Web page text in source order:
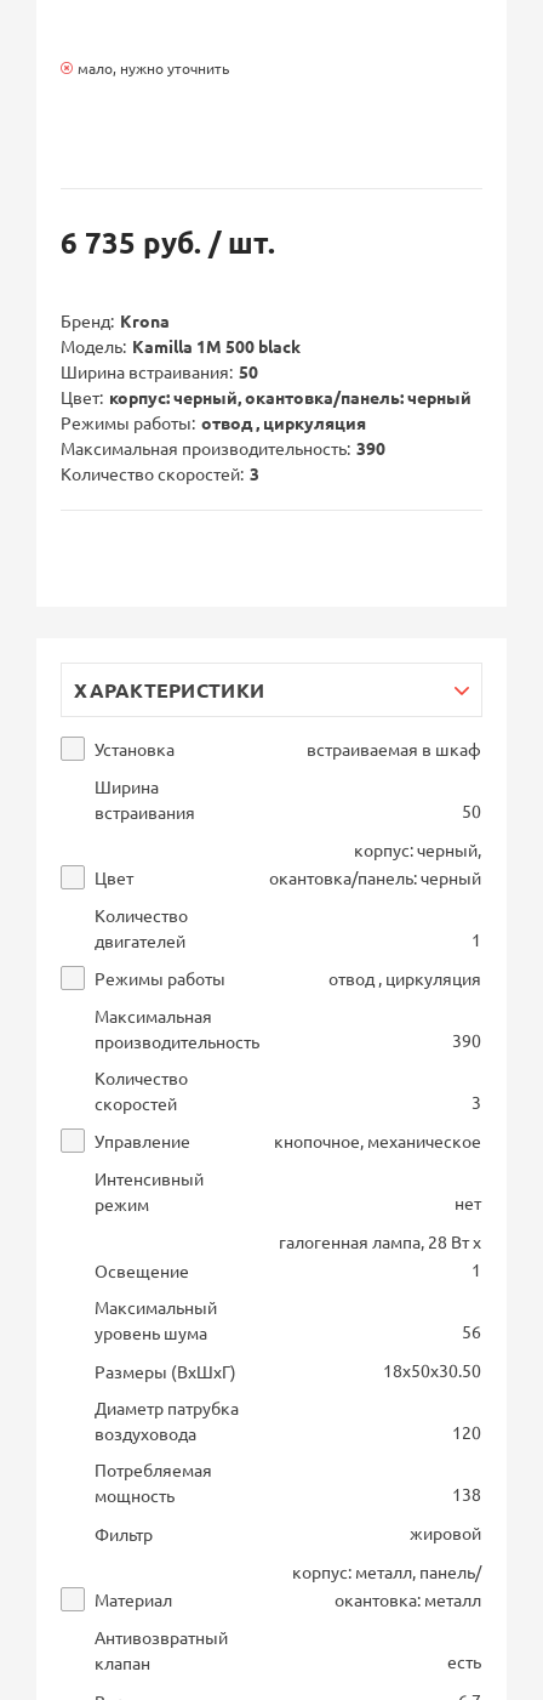
мало, нужно уточнить
6 735 руб. / шт.
Бренд Krona
Модель Kamilla 1M 500 black
Ширина встраивания 50
Цвет корпус: черный, окантовка/панель: черный
Режимы работы отвод , циркуляция
Максимальная производительность 390
Количество скоростей 3
ХАРАКТЕРИСТИКИ
Установка
встраиваемая в шкаф
Ширина
встраивания
50
Цвет
корпус: черный,
окантовка/панель: черный
Количество
двигателей
1
Режимы работы
отвод , циркуляция
Максимальная
производительность
390
Количество
скоростей
3
Управление
кнопочное, механическое
Интенсивный
режим
нет
Освещение
галогенная лампа, 28 Вт х
1
Максимальный
уровень шума
56
Размеры (ВхШхГ)
18х50х30.50
Диаметр патрубка
воздуховода
120
Потребляемая
мощность
138
Фильтр
жировой
Материал
корпус: металл, панель/
окантовка: металл
Антивозвратный
клапан
есть